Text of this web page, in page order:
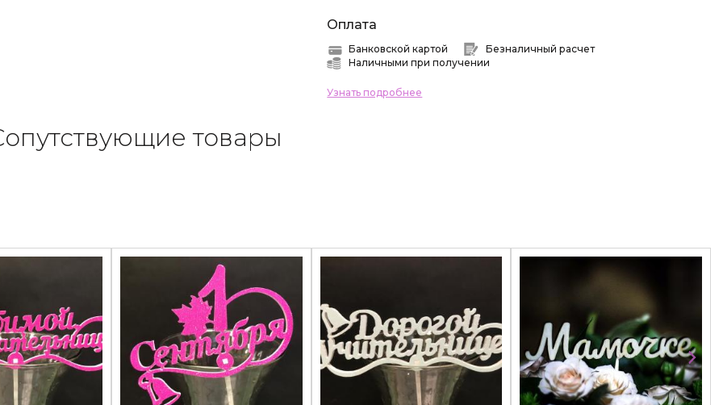
Оплата
Банковской картой
Безналичный расчет
Наличными при получении
Узнать подробнее
товары